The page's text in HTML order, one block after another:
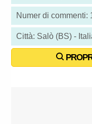
Numer di commenti:
Città: Salò (BS) -